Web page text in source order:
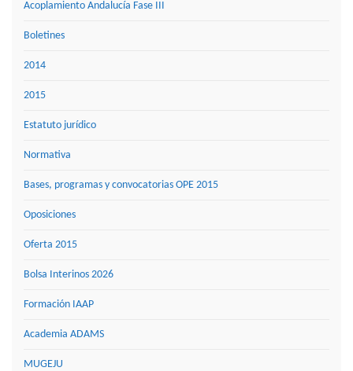
Acoplamiento Andalucía Fase III
Boletines
2014
2015
Estatuto jurídico
Normativa
Bases, programas y convocatorias OPE 2015
Oposiciones
Oferta 2015
Bolsa Interinos 2026
Formación IAAP
Academia ADAMS
MUGEJU